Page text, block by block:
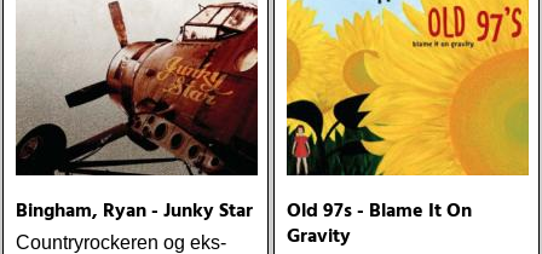
Bingham, Ryan - Junky Star
Countryrockeren og eks-
Old 97s - Blame It On
Gravity